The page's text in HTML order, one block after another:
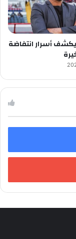
أسرار انتفاضة